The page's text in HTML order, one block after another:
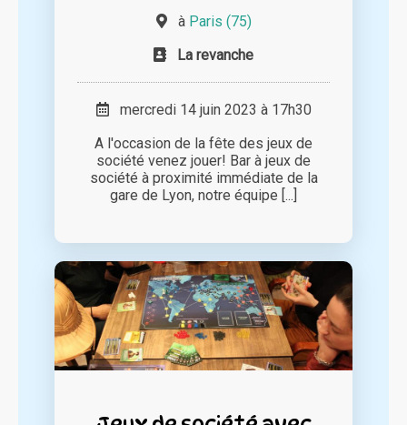
à Paris (75)
La revanche
mercredi 14 juin 2023 à 17h30
A l'occasion de la fête des jeux de
société venez jouer! Bar à jeux de
société à proximité immédiate de la
gare de Lyon, notre équipe [...]